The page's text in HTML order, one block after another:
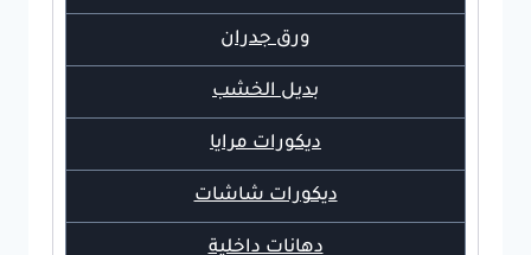
ورق جدران
بديل الخشب
ديكورات مرايا
ديكورات شاشات
دهانات داخلية